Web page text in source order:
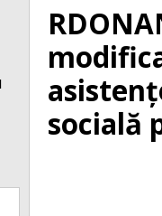
socială